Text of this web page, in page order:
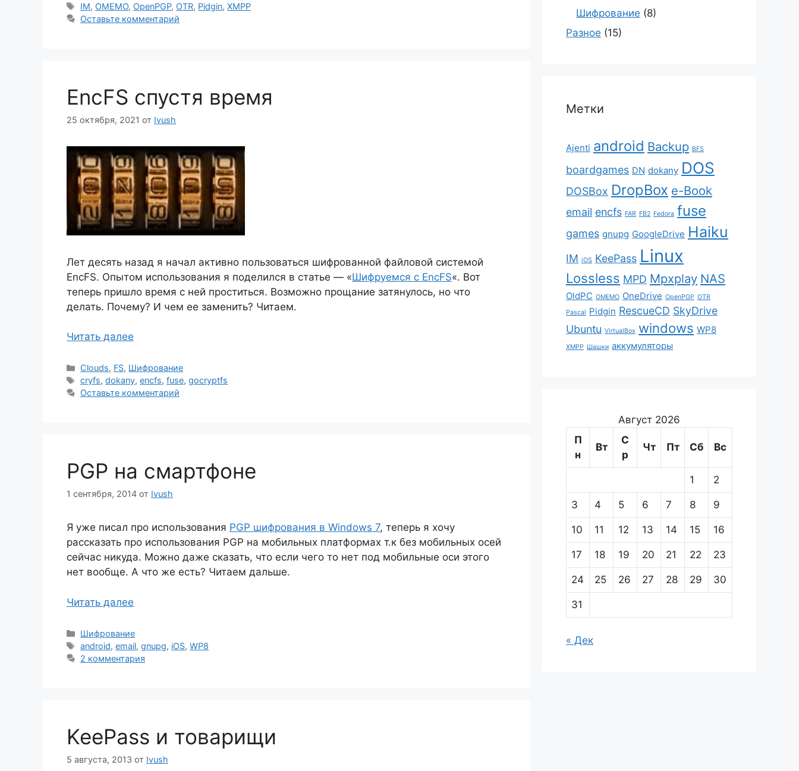
Метки
IM, OMEMO, OpenPGP, OTR, Pidgin,XMPP
Оставьте комментарий
EncFS спустя время
25 октября, 2021 от Ivush
Лет десять назад я начал активно пользоваться шифрованной файловой системой
EncFS. Опытом использования я поделился в статье — «Шифруемся с EncFS«. Вот
теперь пришло время с ней проститься. Возможно прощание затянулось, но что
делать. Почему? И чем ее заменить? Читаем.
Читать далее
Рубрики
Clouds, FS, Шифрование
Метки
cryfs,dokany,encfs,fuse,gocryptfs
Оставьте комментарий
PGP на смартфоне
1 сентября, 2014 от Ivush
Я уже писал про использования PGP шифрования в Windows 7, теперь я хочу
рассказать про использования PGP на мобильных платформах т.к без мобильных осей
сейчас никуда. Можно даже сказать, что если чего то нет под мобильные оси этого
нет вообще. А что же есть? Читаем дальше.
Читать далее
Рубрики
Шифрование
Метки
android,email,gnupg, iOS,WP8
2 комментария
KeePass и товарищи
5 августа, 2013 от Ivush
Шифрование (8)
Разное (15)
Метки
Ajenti android Backup BFS
boardgames DN dokany DOS
DOSBox DropBox e-Book
email encfs FAR FB2 Fedora fuse
games gnupg GoogleDrive Haiku
IM iOS KeePass Linux
Lossless MPD Mpxplay NAS
OldPC OMEMO OneDrive OpenPGP OTR
Pascal Pidgin RescueCD SkyDrive
Ubuntu VirtualBox windows WP8
XMPP Шашки аккумуляторы
Август 2026
П
н
Вт
С
р
Чт Пт Сб Вс
1 2
3 4 5 6 7 8 9
10 11 12 13 14 15 16
17 18 19 20 21 22 23
24 25 26 27 28 29 30
31
« Дек